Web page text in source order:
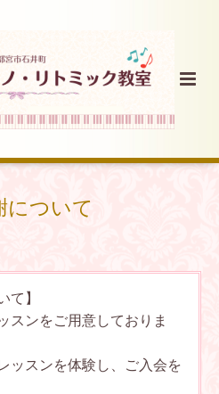
について
て】
スンをご用意しておりま
ッスンを体験し、ご入会を